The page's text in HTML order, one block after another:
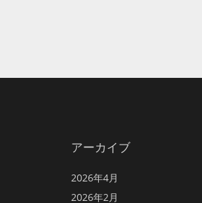
アーカイブ
2026年4月
2026年2月